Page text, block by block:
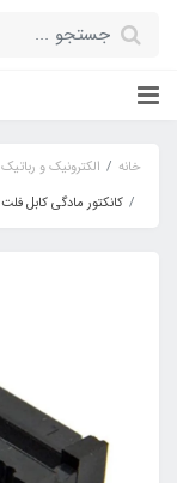
خانه الکترونیک و رباتیک
کانکتور مادگی کابل فلت 10 * 2 JTAG-IDC